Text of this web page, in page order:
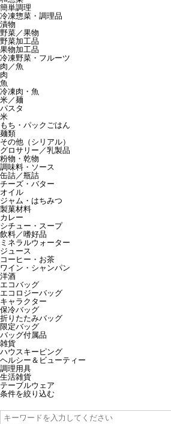
簡単調理
冷凍惣菜・調理品
漬物
野菜／果物
野菜加工品
果物加工品
冷凍野菜・フルーツ
肉／魚
肉
魚
冷凍肉・魚
米／麺
パスタ
米
もち・パックごはん
麺類
その他（シリアル）
グロサリー／乳製品
粉物・乾物
調味料・ソース
缶詰／瓶詰
チーズ・バター
オイル
ジャム・はちみつ
製菓材料
カレー
シチュー・スープ
飲料／嗜好品
ミネラルウォーター
ジュース
コーヒー・お茶
ワイン・シャンパン
洋酒
エコバッグ
エコロジーバッグ
キャラクター
保冷バッグ
折りたたみバッグ
限定バッグ
バッグ付属品
雑貨
ハウスキーピング
ヘルシー＆ビューティー
調理用具
生活雑貨
テーブルウェア
条件を絞り込む